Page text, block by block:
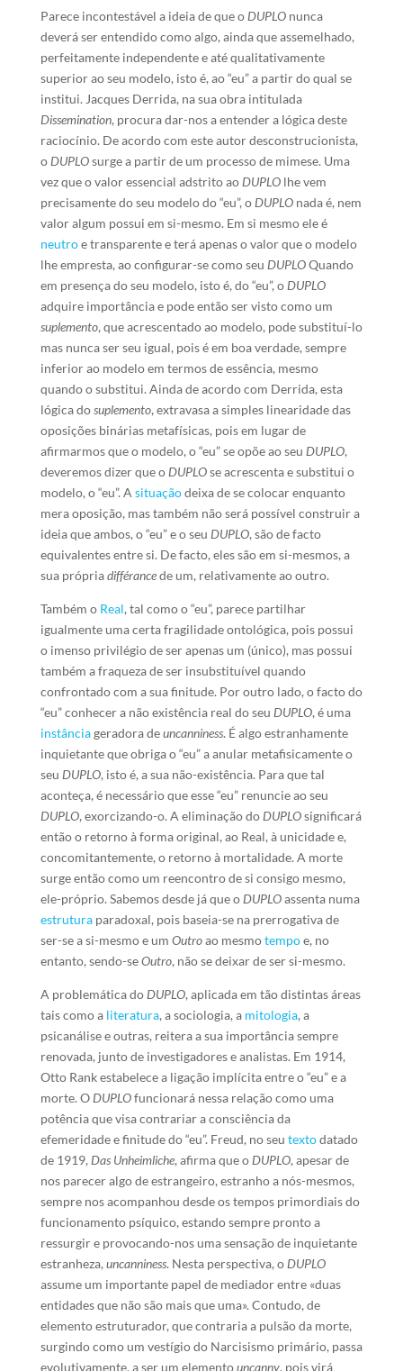
Parece incontestável a ideia de que o DUPLOnunca
deverá ser entendido como algo, ainda que assemelhado,
perfeitamente independente e até qualitativamente
superior ao seu modelo, isto é, ao “eu” a partir do qual se
institui. Jacques Derrida, na sua obra intitulada
Dissemination, procura dar-nos a entender a lógica deste
raciocínio. De acordo com este autor desconstrucionista,
o DUPLOsurge a partir de um processo de mimese. Uma
vez que o valor essencial adstrito ao DUPLOlhe vem
precisamente do seu modelo do “eu”, o DUPLOnada é, nem
valor algum possui em si-mesmo. Em si mesmo ele é
neutroe transparente e terá apenas o valor que o modelo
lhe empresta, ao configurar-se como seu DUPLOQuando
em presença do seu modelo, isto é, do “eu”, o DUPLO
adquire importância e pode então ser visto como um
suplemento, que acrescentado ao modelo, pode substituí-lo
mas nunca ser seu igual, pois é em boa verdade, sempre
inferior ao modelo em termos de essência, mesmo
quando o substitui. Ainda de acordo com Derrida, esta
lógica dosuplemento, extravasa a simples linearidade das
oposições binárias metafísicas, pois em lugar de
afirmarmos que o modelo, o “eu” se opõe ao seu DUPLO,
deveremos dizer que o DUPLOse acrescenta e substitui o
modelo, o “eu”. A situaçãodeixa de se colocar enquanto
mera oposição, mas também não será possível construir a
ideia que ambos, o “eu” e o seu DUPLO, são de facto
equivalentes entre si. De facto, eles são em si-mesmos, a
sua própriadifférancede um, relativamente ao outro.
Também o Real, tal como o “eu”, parece partilhar
igualmente uma certa fragilidade ontológica, pois possui
o imenso privilégio de ser apenas um (único), mas possui
também a fraqueza de ser insubstituível quando
confrontado com a sua finitude. Por outro lado, o facto do
“eu” conhecer a não existência real do seu DUPLO, é uma
instânciageradora deuncanniness. É algo estranhamente
inquietante que obriga o “eu” a anular metafisicamente o
seu DUPLO, isto é, a sua não-existência. Para que tal
aconteça, é necessário que esse “eu” renuncie ao seu
DUPLO, exorcizando-o. A eliminação do DUPLOsignificará
então o retorno à forma original, ao Real, à unicidade e,
concomitantemente, o retorno à mortalidade. A morte
surge então como um reencontro de si consigo mesmo,
ele-próprio. Sabemos desde já que o DUPLOassenta numa
estruturaparadoxal, pois baseia-se na prerrogativa de
ser-se a si-mesmo e um Outroao mesmotempoe, no
entanto, sendo-seOutro, não se deixar de ser si-mesmo.
A problemática do DUPLO, aplicada em tão distintas áreas
tais como a literatura, a sociologia, a mitologia, a
psicanálise e outras, reitera a sua importância sempre
renovada, junto de investigadores e analistas. Em 1914,
Otto Rank estabelece a ligação implícita entre o “eu” e a
morte. O DUPLOfuncionará nessa relação como uma
potência que visa contrariar a consciência da
efemeridade e finitude do “eu”. Freud, no seu textodatado
de 1919, Das Unheimliche, afirma que o DUPLO, apesar de
nos parecer algo de estrangeiro, estranho a nós-mesmos,
sempre nos acompanhou desde os tempos primordiais do
funcionamento psíquico, estando sempre pronto a
ressurgir e provocando-nos uma sensação de inquietante
estranheza, uncanniness. Nesta perspectiva, o DUPLO
assume um importante papel de mediador entre «duas
entidades que não são mais que uma». Contudo, de
elemento estruturador, que contraria a pulsão da morte,
surgindo como um vestígio do Narcisismo primário, passa
evolutivamente, a ser um elementouncanny, pois virá